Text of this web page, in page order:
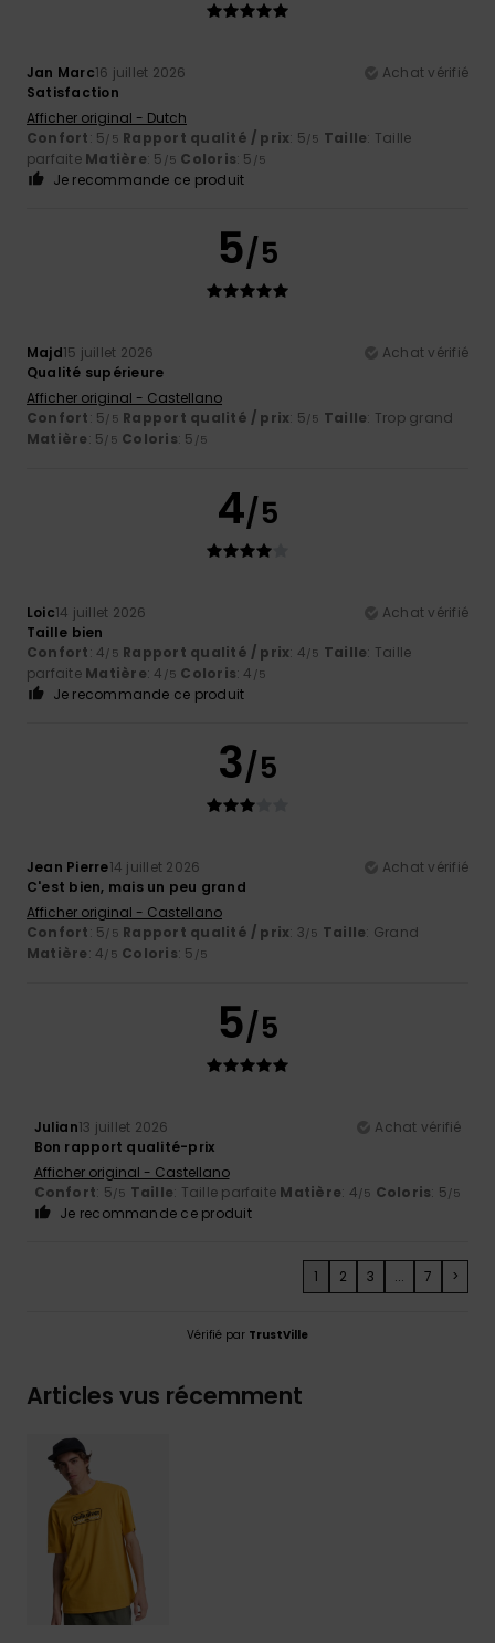
Jan Marc16 juillet 2026
Achat vérifié
Satisfaction
Afficher original - Dutch
Confort: 5/5 Rapport qualité / prix: 5/5 Taille: Taille
parfaite Matière: 5 /5 Coloris: 5 /5
Je recommande ce produit
5/5
Majd15 juillet 2026
Achat vérifié
Qualité supérieure
Afficher original - Castellano
Confort: 5/5 Rapport qualité / prix: 5/5 Taille: Trop grand
Matière: 5/5 Coloris: 5 /5
4/5
Loic14 juillet 2026
Achat vérifié
Taille bien
Confort: 4/5 Rapport qualité / prix: 4/5 Taille: Taille
parfaite Matière: 4 /5 Coloris: 4 /5
Je recommande ce produit
3/5
Jean Pierre14 juillet 2026
Achat vérifié
C'est bien, mais un peu grand
Afficher original - Castellano
Confort: 5/5 Rapport qualité / prix: 3/5 Taille: Grand
Matière: 4/5 Coloris: 5 /5
5/5
Julian13 juillet 2026
Achat vérifié
Bon rapport qualité-prix
Afficher original - Castellano
Confort: 5/5 Taille: Taille parfaite Matière: 4/5 Coloris: 5/5
Je recommande ce produit
1 2 3 ... 7 >
Vérifié par TrustVille
Articles vus récemment